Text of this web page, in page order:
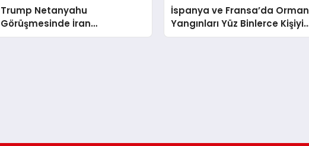
Trump Netanyahu
Görüşmesinde İran
Endişelerini Dile Getirdi
İspanya ve Fransa’da Orman
Yangınları Yüz Binlerce Kişiyi
Tahliye Etti